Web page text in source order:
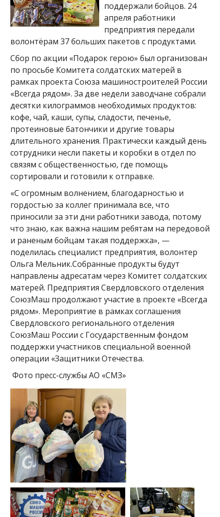
поддержали бойцов. 24
апреля работники
предприятия передали
волонтёрам 37 больших пакетов с продуктами.
Сбор по акции «Подарок герою» был организован
по просьбе Комитета солдатских матерей в
рамках проекта Союза машиностроителей России
«Всегда рядом». За две недели заводчане собрали
десятки килограммов необходимых продуктов:
кофе, чай, каши, супы, сладости, печенье,
протеиновые батончики и другие товары
длительного хранения. Практически каждый день
сотрудники несли пакеты и коробки в отдел по
связям с общественностью, где помощь
сортировали и готовили к отправке.
«С огромным волнением, благодарностью и
гордостью за коллег принимала все, что
приносили за эти дни работники завода, потому
что знаю, как важна нашим ребятам на передовой
и раненым бойцам такая поддержка», —
поделилась специалист предприятия, волонтер
Ольга Мельник.Собранные продукты будут
направлены адресатам через Комитет солдатских
матерей. Предприятия Свердловского отделения
СоюзМаш продолжают участие в проекте «Всегда
рядом». Мероприятие в рамках соглашения
Свердловского регионального отделения
СоюзМаш России с Государственным фондом
поддержки участников специальной военной
операции «Защитники Отечества.
Фото пресс-службы АО «СМЗ»